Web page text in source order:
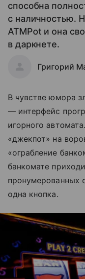
способна
с наличностью.
ATMPot и она
в даркнете.
Григорий
В чувстве юмора
— интерфейс
игорного
«джекпот» на
«ограбление
банкомате
пронумерованных
одна кнопка.